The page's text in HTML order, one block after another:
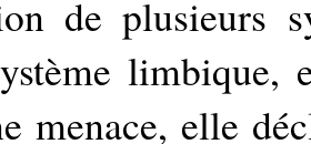
de plusieurs
limbique,
menace, elle